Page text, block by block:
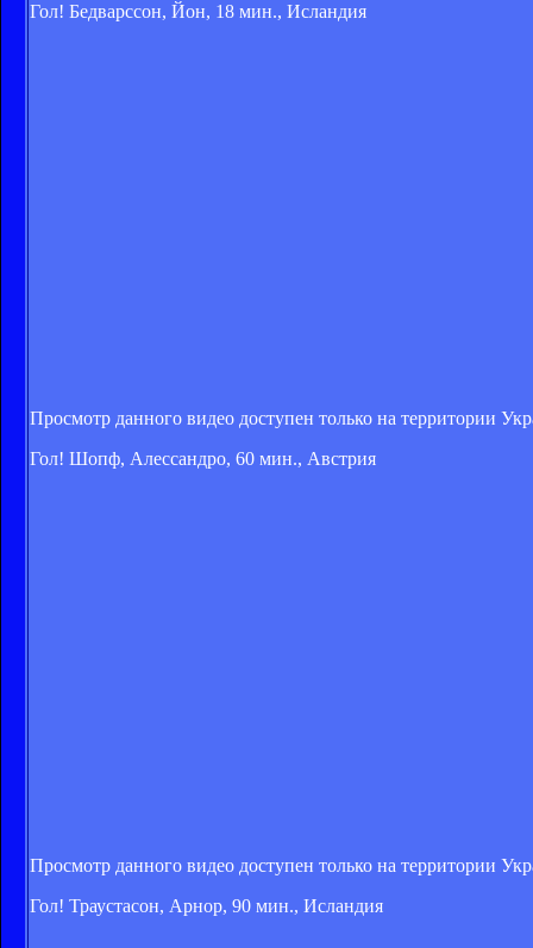
Гол! Бедварссон, Йон, 18 мин., Исландия
Просмотр данного видео доступен только на территории
Гол! Шопф, Алессандро, 60 мин., Австрия
Просмотр данного видео доступен только на территории
Гол! Траустасон, Арнор, 90 мин., Исландия